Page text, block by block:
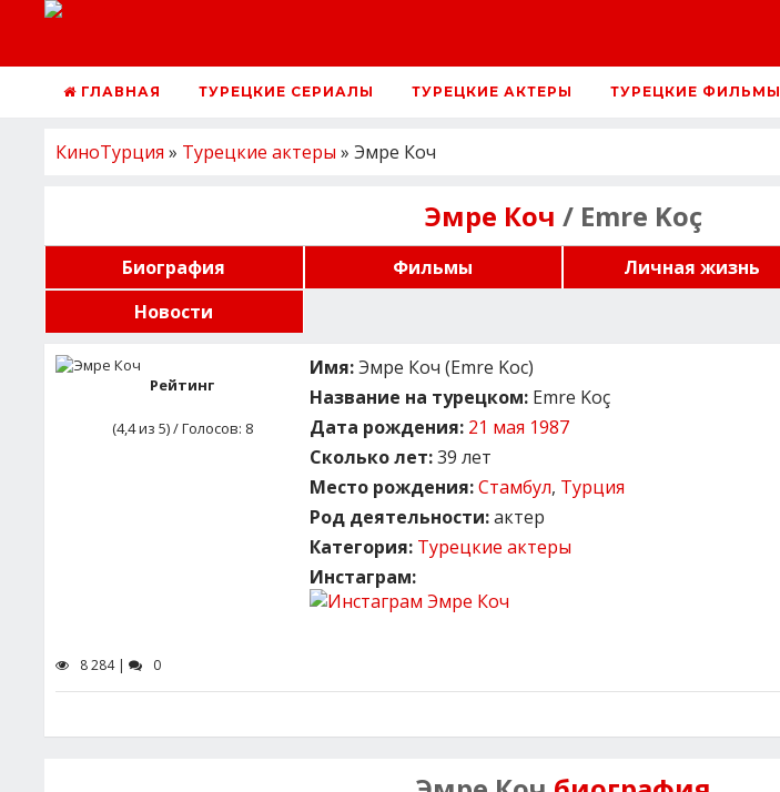
ГЛАВНАЯ ТУРЕЦКИЕ СЕРИАЛЫ ТУРЕЦКИЕ АКТЕРЫ ТУРЕЦКИЕ ФИЛЬМЫ
КиноТурция » Турецкие актеры » Эмре Коч
Эмре Коч / Emre Koç
Биография Фильмы Личная жизнь
Новости
Рейтинг
(4,4из 5) / Голосов: 8
Имя:Эмре Коч (Emre Koc)
Название на турецком:Emre Koç
Дата рождения: 21 мая 1987
Сколько лет:39 лет
Место рождения: Стамбул, Турция
Род деятельности:актер
Категория: Турецкие актеры
Инстаграм:
8 284 | 0